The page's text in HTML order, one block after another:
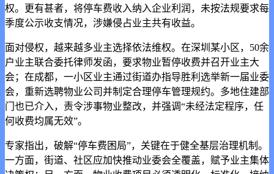
权。更有甚者，将停车费收入纳入企业利润，未按法规要求每
季度公示收支情况，涉嫌侵占业主共有收益。
面对侵权，越来越多业主选择依法维权。在深圳某小区，50余
户业主联合委托律师发函，要求物业暂停收费并召开业主大
会；在成都，一小区业主通过街道办指导胜利选举新一届业委
会，重新选聘物业公司并制定合理停车管理规约。多地住建部
门也已介入，责令涉事物业整改，并强调“未经法定程序，任
何收费均属无效”。
专家指出，破解“停车费困局”，关键在于健全基层治理机制。
一方面，街道、社区应加快推动业委会全覆盖，赋予业主集体